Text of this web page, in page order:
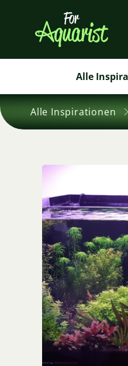
Alle
Alle Inspirationen